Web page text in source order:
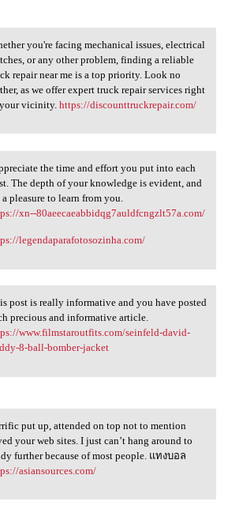
you're facing
you're facing mechanical issues, electrical
or any other problem, finding a reliable
repair near me is a top priority. Look no
as we offer expert truck repair services right
vicinity. https://discounttruckrepair.com/
the time and
the time and effort you put into each
The depth of your knowledge is evident, and
pleasure to learn from you.
xn--80aeecaeabbidqg7auldfcngzlt57a.com/
legendaparafotosozinha.com/
post is really
post is really informative and you have posted
precious and informative article.
www.filmstaroutfits.com/seinfeld-david-
8-ball-bomber-jacket
put up, attended on
put up, attended on top not to mention
your web sites. I just can’t hang around to
further because of most people. แทงบอล
asiansources.com/